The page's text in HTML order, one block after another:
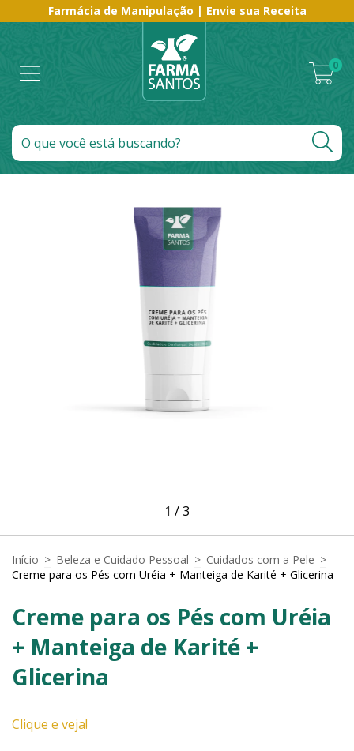
Farmácia de Manipulação | Envie sua Receita
0
1 /3
Início > Beleza e Cuidado Pessoal > Cuidados com a Pele >
Creme para os Pés com Uréia + Manteiga de Karité + Glicerina
Creme para os Pés com Uréia
+ Manteiga de Karité +
Glicerina
Clique e veja!